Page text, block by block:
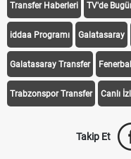
Transfer Haberleri TV'de
iddaa Programı Galatasaray
Galatasaray Transfer
Trabzonspor Transfer Canlı
Takip Et